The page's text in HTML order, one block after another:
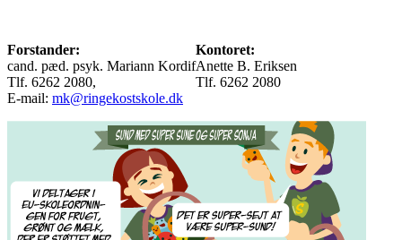
Forstander:
cand. pæd. psyk. Mariann Kordif
Tlf. 6262 2080,
E-mail: mk@ringekostskole.dk
Kontoret:
Anette B. Eriksen
Tlf. 6262 2080